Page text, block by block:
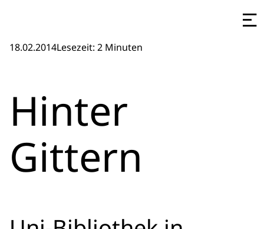
18.02.2014Lesezeit: 2 Minuten
Hinter
Gittern